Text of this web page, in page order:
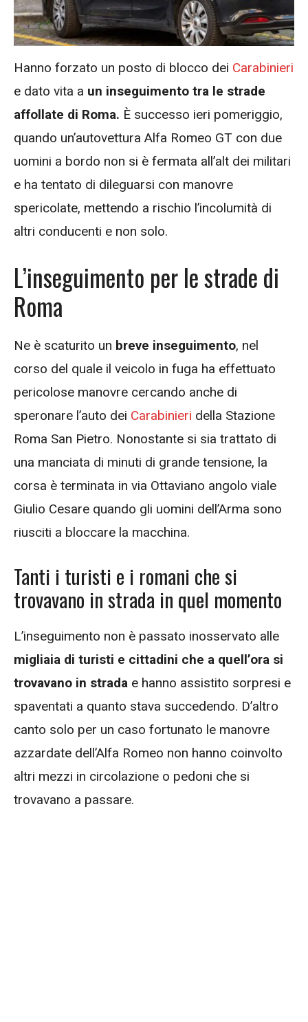
Hanno forzato un posto di blocco dei Carabinieri
e dato vita a un inseguimento tra le strade
affollate di Roma. È successo ieri pomeriggio,
quando un’autovettura Alfa Romeo GT con due
uomini a bordo non si è fermata all’alt dei militari
e ha tentato di dileguarsi con manovre
spericolate, mettendo a rischio l’incolumità di
altri conducenti e non solo.
L’inseguimento per le strade di
Roma
Ne è scaturito un breve inseguimento, nel
corso del quale il veicolo in fuga ha effettuato
pericolose manovre cercando anche di
speronare l’auto dei Carabinieri della Stazione
Roma San Pietro. Nonostante si sia trattato di
una manciata di minuti di grande tensione, la
corsa è terminata in via Ottaviano angolo viale
Giulio Cesare quando gli uomini dell’Arma sono
riusciti a bloccare la macchina.
Tanti i turisti e i romani che si
trovavano in strada in quel momento
L’inseguimento non è passato inosservato alle
migliaia di turisti e cittadini che a quell’ora si
trovavano in strada e hanno assistito sorpresi e
spaventati a quanto stava succedendo. D’altro
canto solo per un caso fortunato le manovre
azzardate dell’Alfa Romeo non hanno coinvolto
altri mezzi in circolazione o pedoni che si
trovavano a passare.